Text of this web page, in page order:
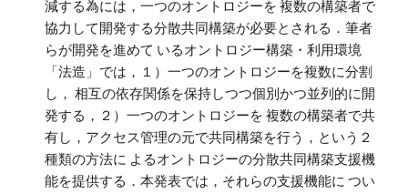
減する為には，一つのオントロジーを 複数の構築者で
協力して開発する分散共同構築が必要とされる．筆者
らが開発を進めて いるオントロジー構築・利用環境
「法造」では，１）一つのオントロジーを複数に分割
し， 相互の依存関係を保持しつつ個別かつ並列的に開
発する，２）一つのオントロジーを 複数の構築者で共
有し，アクセス管理の元で共同構築を行う，という２
種類の方法に よるオントロジーの分散共同構築支援機
能を提供する．本発表では，それらの支援機能に つい